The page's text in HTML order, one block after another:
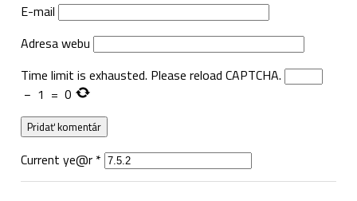
E-mail
Adresa webu
Time limit is exhausted. Please reload CAPTCHA.
− 1 = 0
Current ye@r *